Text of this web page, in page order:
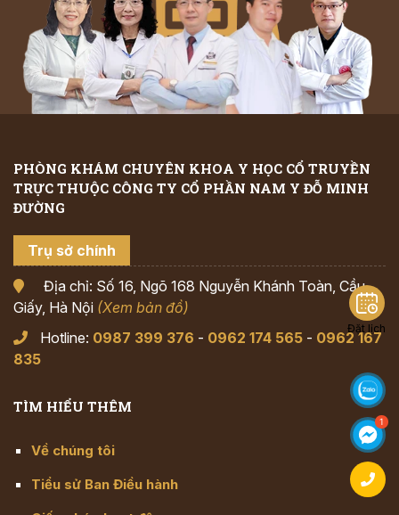
PHÒNG KHÁM CHUYÊN KHOA Y HỌC CỔ TRUYỀN
TRỰC THUỘC CÔNG TY CỔ PHẦN NAM Y ĐỖ MINH
ĐƯỜNG
Trụ sở chính
Địa chỉ: Số 16, Ngõ 168 Nguyễn Khánh Toàn, Cầu
Giấy, Hà Nội (Xem bản đồ)
Hotline: 0987 399 376 - 0962 174 565 - 0962 167
835
TÌM HIỂU THÊM
Về chúng tôi
Tiểu sử Ban Điều hành
Đặt lịch